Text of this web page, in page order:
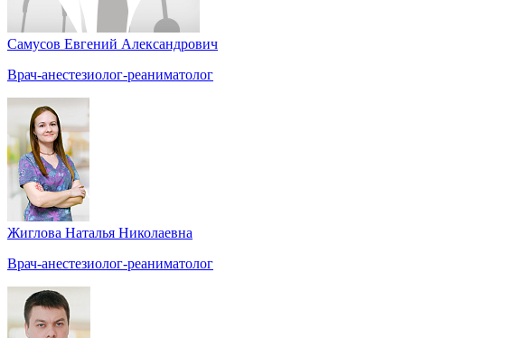
Самусов Евгений Александрович
Врач-анестезиолог-реаниматолог
Жиглова Наталья Николаевна
Врач-анестезиолог-реаниматолог